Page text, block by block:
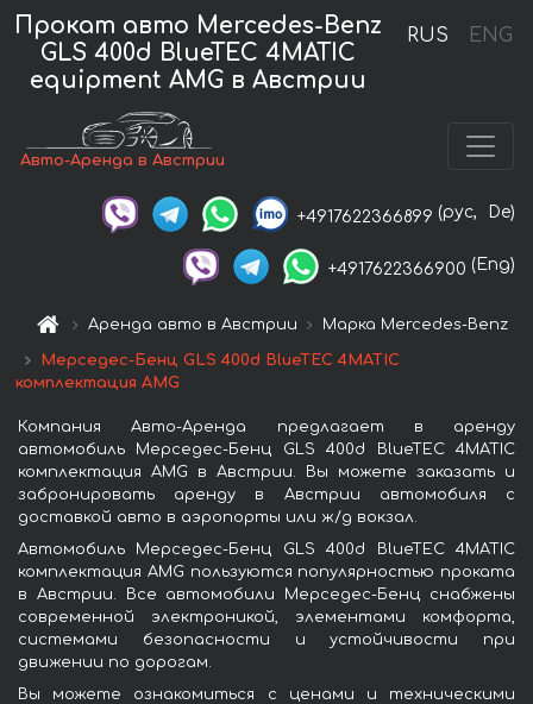
RUS ENG
Прокат авто Mercedes-Benz
GLS 400d BlueTEC 4MATIC
equipment AMG в Австрии
Авто-Аренда в Австрии
+4917622366899 (рус, De)
+4917622366900 (Eng)
Аренда авто в Австрии Марка Mercedes-Benz
Мерседес-Бенц GLS 400d BlueTEC 4MATIC
комплектация AMG
Компания Авто-Аренда предлагает в аренду
автомобиль Мерседес-Бенц GLS 400d BlueTEC 4MATIC
комплектация AMG в Австрии. Вы можете заказать и
забронировать аренду в Австрии автомобиля с
доставкой авто в аэропорты или ж/д вокзал.
Автомобиль Мерседес-Бенц GLS 400d BlueTEC 4MATIC
комплектация AMG пользуются популярностью проката
в Австрии. Все автомобили Мерседес-Бенц снабжены
современной электроникой, элементами комфорта,
системами безопасности и устойчивости при
движении по дорогам.
Вы можете ознакомиться с ценами и техническими